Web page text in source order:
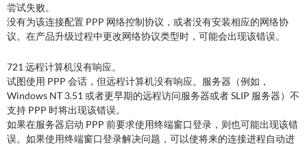
尝试失败。
没有为该连接配置 PPP 网络控制协议，或者没有安装相应的网络协
议。在产品升级过程中更改网络协议类型时，可能会出现该错误。
721 远程计算机没有响应。
试图使用 PPP 会话，但远程计算机没有响应。服务器（例如，
Windows NT 3.51 或者更早期的远程访问服务器或者 SLIP 服务器）不
支持 PPP 时将出现该错误。
如果在服务器启动 PPP 前要求使用终端窗口登录，则也可能出现该错
误。如果使用终端窗口登录解决问题，可以使将来的连接进程自动进